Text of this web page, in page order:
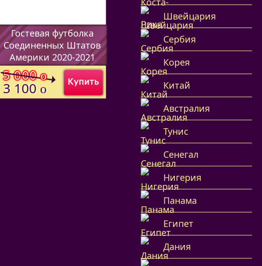
Швейцария
Сербия
Корея
Китай
Австралия
Тунис
Сенегал
Нигерия
Панама
Египет
Дания
Гостевая футболка
Соединенных Штатов
Америки 2020-2021
(Код:)
Купить
5 000o
3 100 o